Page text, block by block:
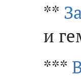
**
и
***